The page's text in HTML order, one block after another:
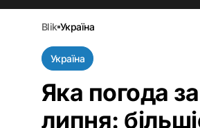
blik україна
Україна
Яка погода
липня: